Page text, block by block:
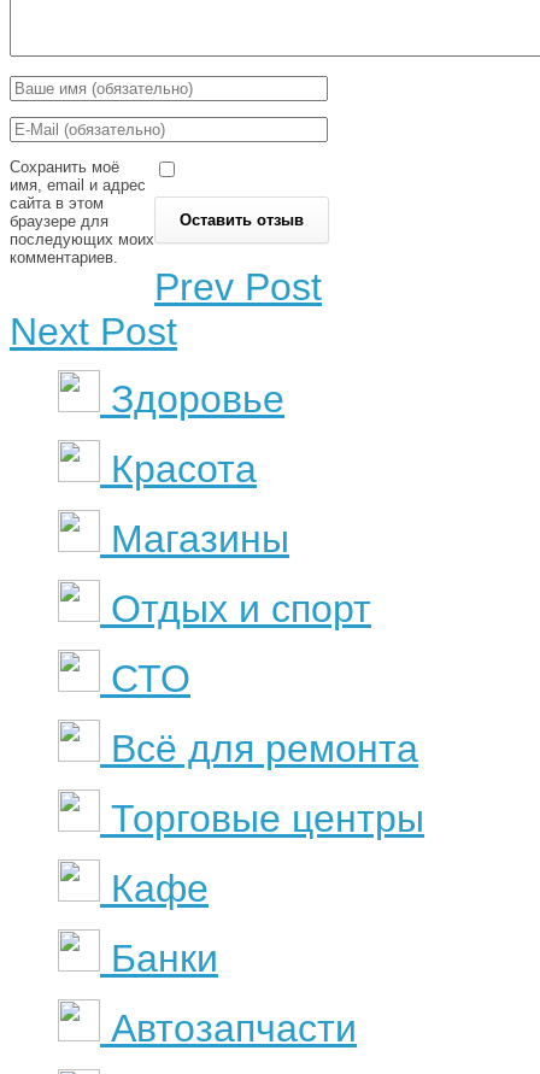
Сохранить моё
имя, email и адрес
сайта в этом
браузере для
последующих моих
комментариев.
Prev Post
Next Post
Здоровье
Красота
Магазины
Отдых и спорт
СТО
Всё для ремонта
Торговые центры
Кафе
Банки
Автозапчасти